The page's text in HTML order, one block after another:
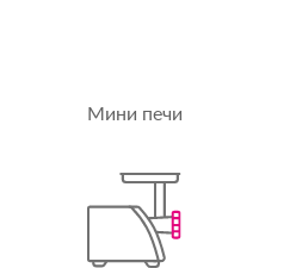
Мини печи